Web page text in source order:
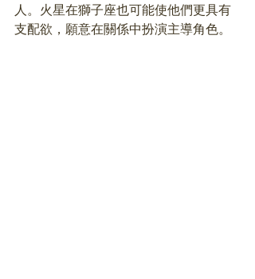
人。火星在獅子座也可能使他們更具有
支配欲，願意在關係中扮演主導角色。